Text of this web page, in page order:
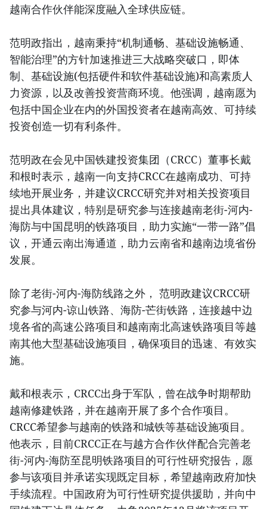
越南合作伙伴能深度融入全球供应链。
范明政指出，越南秉持“机制通畅、基础设施畅通、
智能治理”的方针加速推进三大战略突破口，即体
制、基础设施(包括硬件和软件基础设施)和高素质人
力资源，以及改善投资营商环境。他强调，越南愿为
包括中国企业在内的外国投资者在越南高效、可持续
投资创造一切有利条件。
范明政在会见中国铁建投资集团（CRCC）董事长戴
和根时表示，越南一向支持CRCC在越南成功、可持
续地开展业务，并建议CRCC研究并对相关投资项目
提出具体建议，特别是研究参与连接越南老街-河内-
海防与中国昆明的铁路项目，助力实施“一带一路”倡
议，开通云南出海通道，助力云南省和越南边境省份
发展。
除了老街-河内-海防线路之外， 范明政建议CRCC研
究参与河内-谅山铁路、海防-芒街铁路，连接越中边
境各省的高速公路项目和越南南北高速铁路项目等越
南其他大型基础设施项目，确保项目的迅速、有效实
施。
戴和根表示，CRCC出身于军队，曾在战争时期帮助
越南修建铁路，并在越南开展了多个合作项目。
CRCC希望参与越南的铁路和城铁等基础设施项目。
他表示，目前CRCC正在与越方合作伙伴配合完善老
街-河内-海防至昆明铁路项目的可行性研究报告，愿
参与该项目并承诺实现既定目标，希望越南政府加快
手续流程。中国政府为可行性研究提供援助，并向中